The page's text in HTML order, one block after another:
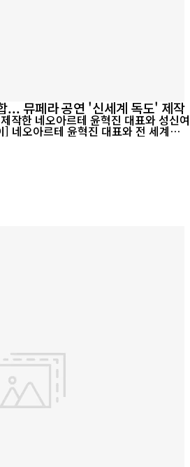
... 뮤페라 공연 '신세계 독도' 제작
한 네오아르테 윤혁진 대표와 성신여
네오아르테 윤혁진 대표와 전 세계에
경덕 교수가 힘을 모아 뮤페라(뮤지컬
제작했다고 19일 밝혔다. (재)독
번 공연은 오는 25일 '독도의 날'을 맞
독도문화대축제'에서 쇼케이스로